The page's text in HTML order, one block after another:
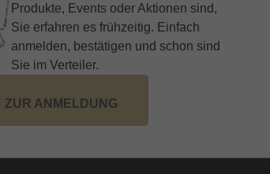
Produkte, Events oder Aktionen sind,
Sie erfahren es frühzeitig. Einfach
anmelden, bestätigen und schon sind
Sie im Verteiler.
ZUR ANMELDUNG